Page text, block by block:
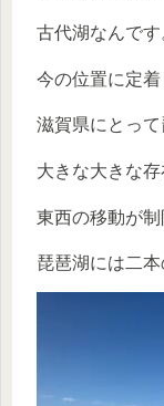
古代湖なんです
今の位置に定着
滋賀県にとっ
大きな大きな
東西の移動が制
琵琶湖には二本